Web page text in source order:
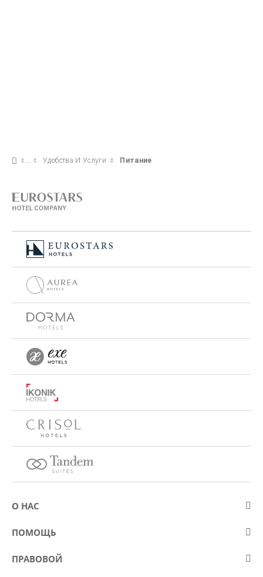
Удобства И Услуги Питание
О НАС
О компании Eurostars Hotel Company
Kонкурсы
ПОМОЩЬ
Контакт
ПРАВОВОЙ